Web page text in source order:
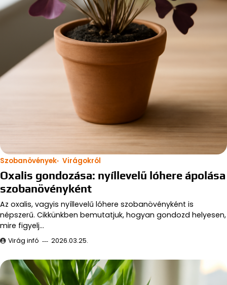
Szobanövények Virágokról
Oxalis gondozása: nyíllevelű lóhere ápolása
szobanövényként
Az oxalis, vagyis nyíllevelű lóhere szobanövényként is
népszerű. Cikkünkben bemutatjuk, hogyan gondozd helyesen,
mire figyelj…
Virág infó 2026.03.25.